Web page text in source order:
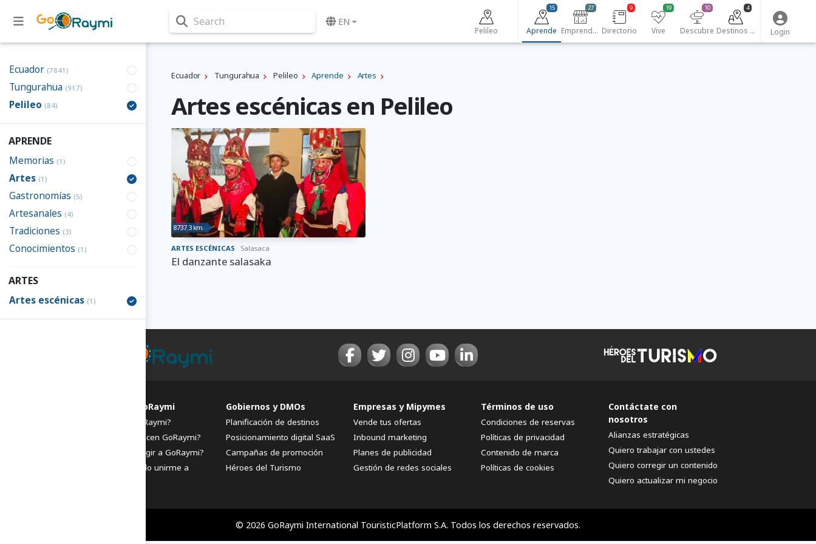
Search EN
Pelileo Aprende
15
Emprendedores
27
Directorio
9
Vive
19
Descubre
10
Destinos turísticos
4
Login
Ecuador (7841)
Tungurahua (917)
Pelileo (84)
APRENDE
Memorias (1)
Artes (1)
Gastronomías (5)
Artesanales (4)
Tradiciones (3)
Conocimientos (1)
ARTES
Artes escénicas (1)
Ecuador Tungurahua Pelileo Aprende Artes
Artes escénicas en Pelileo
8737.3 km
ARTES ESCÉNICAS Salasaca
El danzante salasaka
FAQs de GoRaymi
¿Qué es GoRaymi?
¿Quiénes hacen GoRaymi?
¿Por qué elegir a GoRaymi?
¿Cómo puedo unirme a
Gobiernos y DMOs
Planificación de destinos
Posicionamiento digital SaaS
Campañas de promoción
Héroes del Turismo
Empresas y Mipymes
Vende tus ofertas
Inbound marketing
Planes de publicidad
Gestión de redes sociales
Términos de uso
Condiciones de reservas
Políticas de privacidad
Contenido de marca
Políticas de cookies
Contáctate con
nosotros
Alianzas estratégicas
Quiero trabajar con ustedes
Quiero corregir un contenido
Quiero actualizar mi negocio
© 2026 GoRaymi International TouristicPlatform S.A. Todos los derechos reservados.